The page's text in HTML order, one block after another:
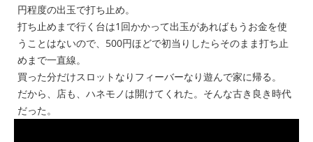
円程度の出玉で打ち止め。
打ち止めまで行く台は1回かかって出玉があればもうお金を使
うことはないので、500円ほどで初当りしたらそのまま打ち止
めまで一直線。
買った分だけスロットなりフィーバーなり遊んで家に帰る。
だから、店も、ハネモノは開けてくれた。そんな古き良き時代
だった。